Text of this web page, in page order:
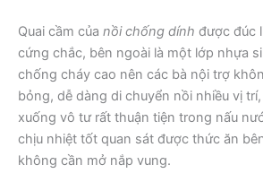
Quai cầm của nồi chống dính được đúc
cứng chắc, bên ngoài là một lớp nhựa
chống cháy cao nên các bà nội trợ
bỏng, dễ dàng di chuyển nồi nhiều vị
xuống vô tư rất thuận tiện trong nấu
chịu nhiệt tốt quan sát được thức ăn
không cần mở nắp vung.